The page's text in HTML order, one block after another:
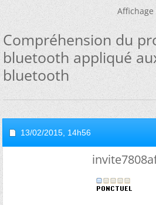
Compréhension du
bluetooth appliqué
bluetooth
13/02/2015, 14h56